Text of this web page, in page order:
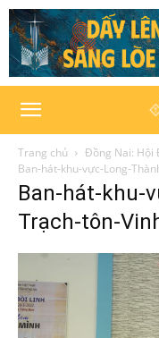
Trang chủ
Đồng Nai: Hội
Ban-hát-khu-vực-Long-
Ban-hát-khu-
Trạch-tôn-